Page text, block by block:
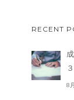
RECENT
8